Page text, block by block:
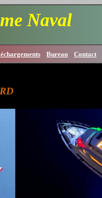
Naval
Bureau Contact